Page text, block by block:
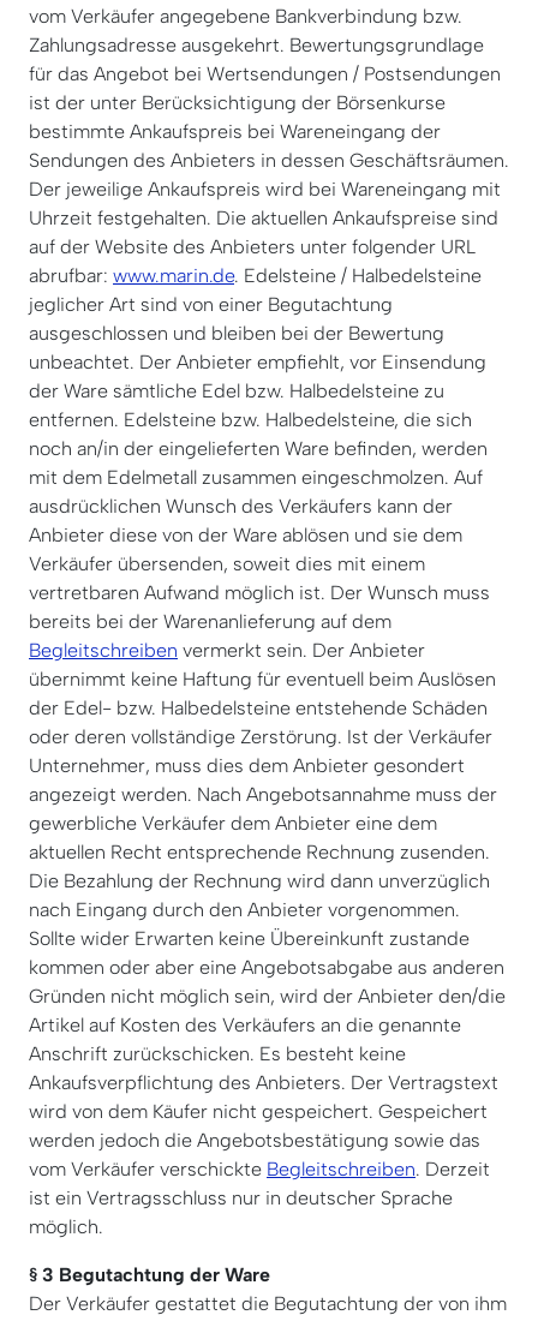
vom Verkäufer angegebene Bankverbindung bzw.
Zahlungsadresse ausgekehrt. Bewertungsgrundlage
für das Angebot bei Wertsendungen / Postsendungen
ist der unter Berücksichtigung der Börsenkurse
bestimmte Ankaufspreis bei Wareneingang der
Sendungen des Anbieters in dessen Geschäftsräumen.
Der jeweilige Ankaufspreis wird bei Wareneingang mit
Uhrzeit festgehalten. Die aktuellen Ankaufspreise sind
auf der Website des Anbieters unter folgender URL
abrufbar: www.marin.de. Edelsteine / Halbedelsteine
jeglicher Art sind von einer Begutachtung
ausgeschlossen und bleiben bei der Bewertung
unbeachtet. Der Anbieter empfiehlt, vor Einsendung
der Ware sämtliche Edel bzw. Halbedelsteine zu
entfernen. Edelsteine bzw. Halbedelsteine, die sich
noch an/in der eingelieferten Ware befinden, werden
mit dem Edelmetall zusammen eingeschmolzen. Auf
ausdrücklichen Wunsch des Verkäufers kann der
Anbieter diese von der Ware ablösen und sie dem
Verkäufer übersenden, soweit dies mit einem
vertretbaren Aufwand möglich ist. Der Wunsch muss
bereits bei der Warenanlieferung auf dem
Begleitschreiben vermerkt sein. Der Anbieter
übernimmt keine Haftung für eventuell beim Auslösen
der Edel- bzw. Halbedelsteine entstehende Schäden
oder deren vollständige Zerstörung. Ist der Verkäufer
Unternehmer, muss dies dem Anbieter gesondert
angezeigt werden. Nach Angebotsannahme muss der
gewerbliche Verkäufer dem Anbieter eine dem
aktuellen Recht entsprechende Rechnung zusenden.
Die Bezahlung der Rechnung wird dann unverzüglich
nach Eingang durch den Anbieter vorgenommen.
Sollte wider Erwarten keine Übereinkunft zustande
kommen oder aber eine Angebotsabgabe aus anderen
Gründen nicht möglich sein, wird der Anbieter den/die
Artikel auf Kosten des Verkäufers an die genannte
Anschrift zurückschicken. Es besteht keine
Ankaufsverpflichtung des Anbieters. Der Vertragstext
wird von dem Käufer nicht gespeichert. Gespeichert
werden jedoch die Angebotsbestätigung sowie das
vom Verkäufer verschickte Begleitschreiben. Derzeit
ist ein Vertragsschluss nur in deutscher Sprache
möglich.
§ 3 Begutachtung der Ware
Der Verkäufer gestattet die Begutachtung der von ihm